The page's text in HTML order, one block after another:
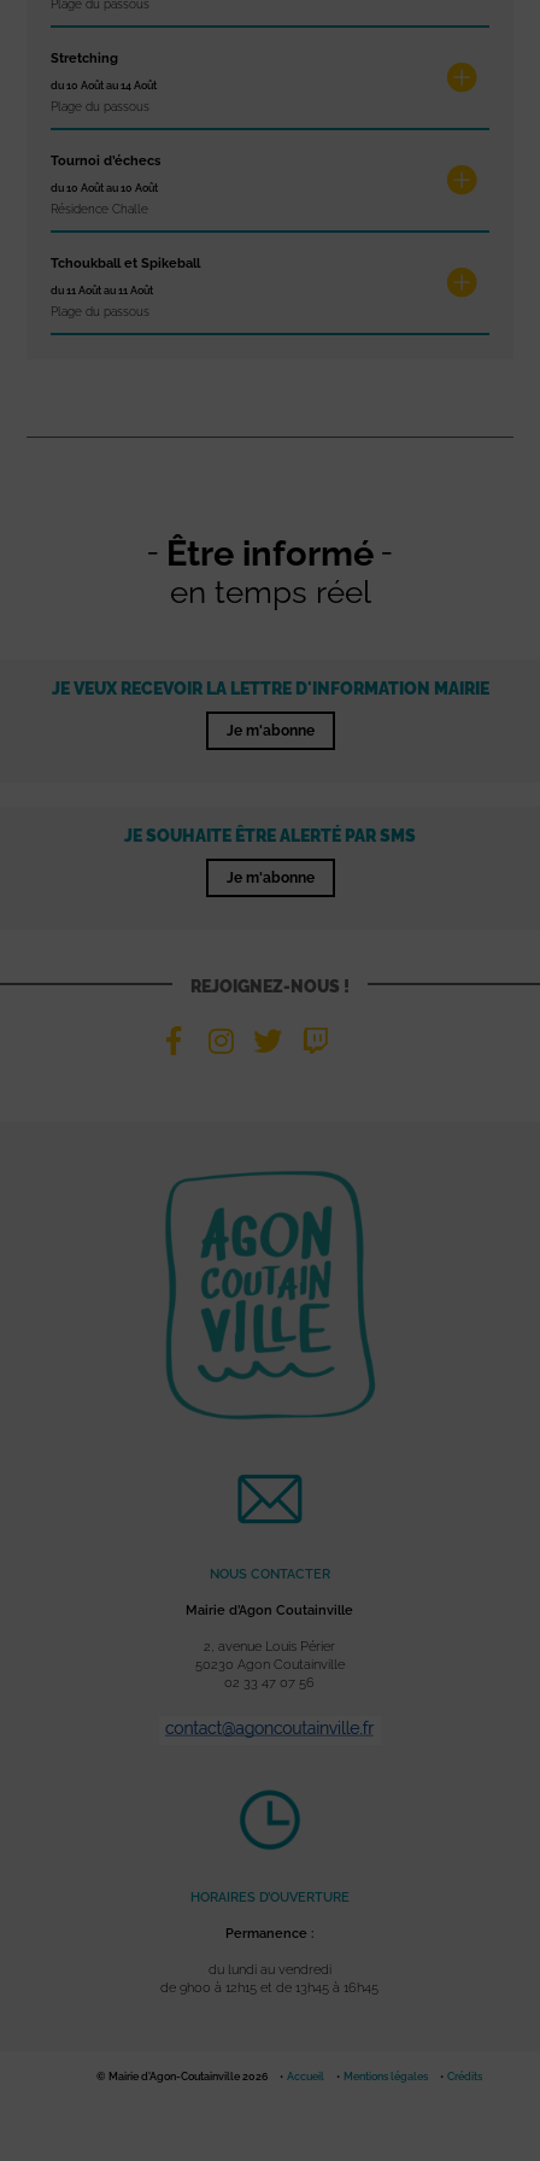
Plage du passous
Stretching
du 10 Août au 14 Août
Plage du passous
Tournoi d’échecs
du 10 Août au 10 Août
Résidence Challe
Tchoukball et Spikeball
du 11 Août au 11 Août
Plage du passous
Être informé
en temps réel
JE VEUX RECEVOIR LA LETTRE D'INFORMATION MAIRIE
Je m'abonne
JE SOUHAITE ÊTRE ALERTÉ PAR SMS
Je m'abonne
REJOIGNEZ-NOUS !
NOUS CONTACTER
Mairie d’Agon Coutainville
2, avenue Louis Périer
50230 Agon Coutainville
02 33 47 07 56
HORAIRES D’OUVERTURE
Permanence :
du lundi au vendredi
de 9h00 à 12h15 et de 13h45 à 16h45
© Mairie d'Agon-Coutainville 2026 Accueil Mentions légales Crédits